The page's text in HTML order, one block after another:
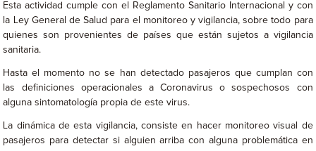
Esta actividad cumple con el Reglamento Sanitario Internacional y con
la Ley General de Salud para el monitoreo y vigilancia, sobre todo para
quienes son provenientes de países que están sujetos a vigilancia
sanitaria.
Hasta el momento no se han detectado pasajeros que cumplan con
las definiciones operacionales a Coronavirus o sospechosos con
alguna sintomatología propia de este virus.
La dinámica de esta vigilancia, consiste en hacer monitoreo visual de
pasajeros para detectar si alguien arriba con alguna problemática en